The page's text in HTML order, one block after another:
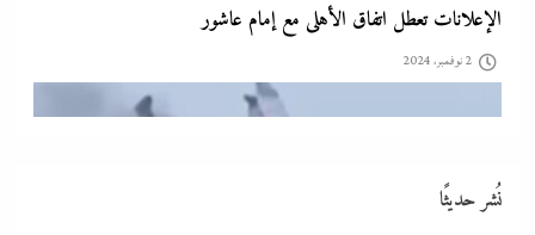
الإعلانات تعطل اتفاق الأهلى مع إمام عاشور
2 نوفمبر، 2024
نُشر حديثًا